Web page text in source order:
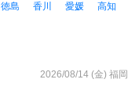
徳島 香川 愛媛 高知
2026/08/14 (金) 福岡